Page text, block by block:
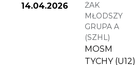
14.04.2026
ŻAK
MŁODSZY
GRUPA A
(SZHL)
MOSM
TYCHY (U12)